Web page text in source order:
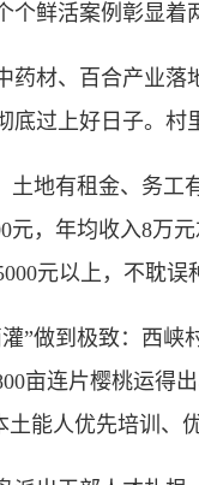
鲜活案例彰显着
、百合产业落
过上好日子。村
地有租金、务工
元，年均收入8万
元以上，不耽误
做到极致：西峡
亩连片樱桃运得
能人优先培训、